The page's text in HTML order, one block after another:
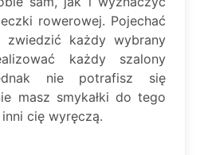
rowerowej. Pojechać
zwiedzić każdy wybrany
każdy szalony
nie potrafisz się
masz smykałki do tego
cię wyręczą.